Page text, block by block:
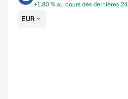
+1,80 % au cours des dernières
EUR